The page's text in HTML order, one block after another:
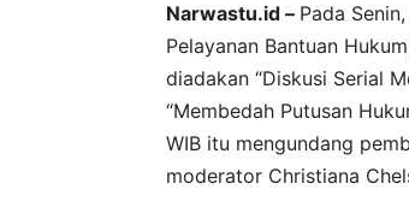
Narwastu.id – Pada
Pelayanan Bantuan
diadakan “Diskusi Serial
“Membedah Putusan
WIB itu mengundang
moderator Christiana